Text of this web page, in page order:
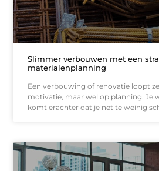
Slimmer verbouwen met een
materialenplanning
Een verbouwing of renovatie loopt
motivatie, maar wel op planning. Je
komt erachter dat je net te weinig